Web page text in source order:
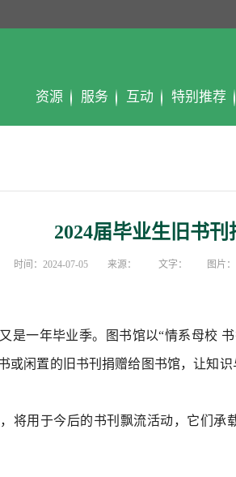
资源 服务 互动 特别推荐
2024届毕业生旧书刊
时间：2024-07-05 来源： 文字： 图片
是一年毕业季。图书馆以“情系母校
或闲置的旧书刊捐赠给图书馆，让知
将用于今后的书刊飘流活动，它们